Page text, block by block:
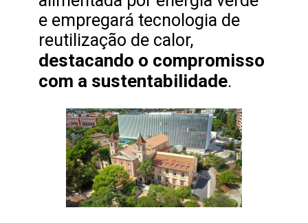
e empregará tecnologia de
reutilização de calor,
destacando o compromisso
com a sustentabilidade.